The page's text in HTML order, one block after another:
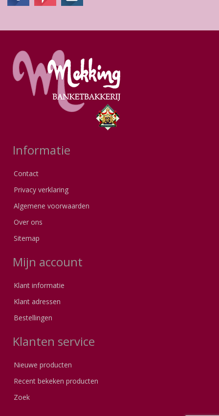
Informatie
Contact
Privacy verklaring
Algemene voorwaarden
Over ons
Sitemap
Mijn account
Klant informatie
Klant adressen
Bestellingen
Klanten service
Nieuwe producten
Recent bekeken producten
Zoek